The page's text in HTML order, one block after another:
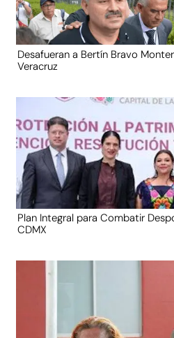
Desafueran a Bertín Bravo
Veracruz
Plan Integral para Combatir
CDMX